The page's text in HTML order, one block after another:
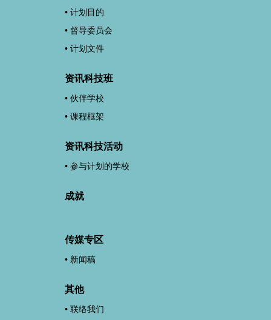
计划目的
督导委员会
计划文件
资讯科技班
伙伴学校
课程框架
资讯科技活动
参与计划的学校
成就
传媒专区
新闻稿
其他
联络我们